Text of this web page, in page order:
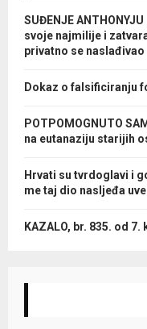
SUĐENJE
svoje najmilije i
privatno se
Dokaz o falsificiranju
POTPOMOGNUTO
na eutanaziju starijih
Hrvati su tvrdoglavi i
me taj dio nasljeđa
KAZALO, br. 835. od